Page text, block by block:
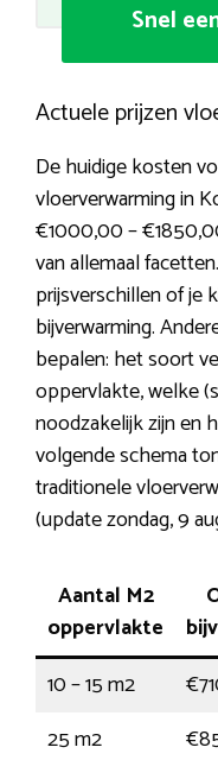
Snel
Actuele prijzen
De huidige kosten
vloerverwarming in
€1000,00 –
van allemaal
prijsverschillen of je
bijverwarming.
bepalen: het soort
oppervlakte, welke
noodzakelijk zijn en
volgende schema
traditionele
(update zondag, 9
Aantal M2
oppervlakte
10 – 15 m2
25 m2